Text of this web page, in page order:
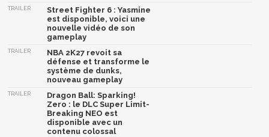
TRAILER
Street Fighter 6 : Yasmine
est disponible, voici une
nouvelle vidéo de son
gameplay
TRAILER
NBA 2K27 revoit sa
défense et transforme le
système de dunks,
nouveau gameplay
TRAILER
Dragon Ball: Sparking!
Zero : le DLC Super Limit-
Breaking NEO est
disponible avec un
contenu colossal